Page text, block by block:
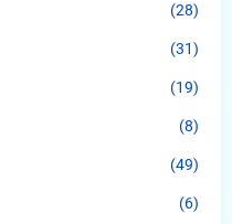
(28)
(31)
(19)
(8)
(49)
(6)